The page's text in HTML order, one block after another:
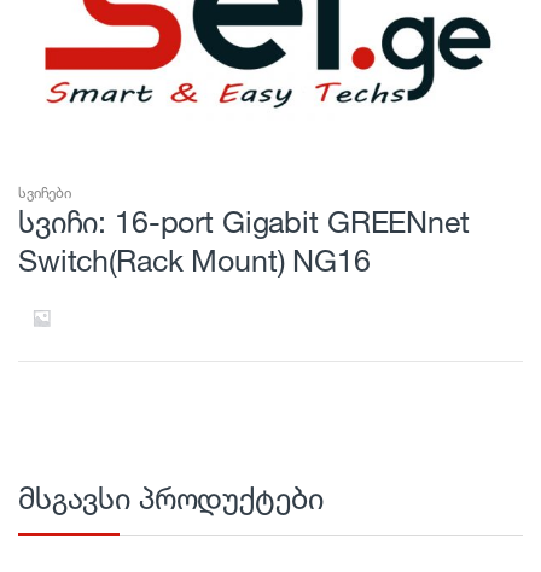
სვიჩები
სვიჩი: 16-port Gigabit GREENnet
Switch(Rack Mount) NG16
მსგავსი პროდუქტები